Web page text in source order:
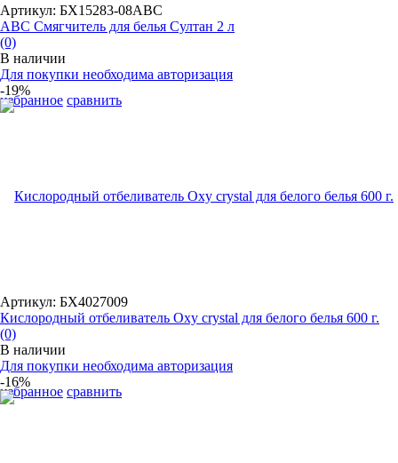
избранное сравнить
Артикул: БХ15283-08ABC
ABC Смягчитель для белья Султан 2 л
(0)
В наличии
Для покупки необходима авторизация
-19%
избранное сравнить
Артикул: БХ4027009
Кислородный отбеливатель Oxy crystal для белого белья 600 г.
(0)
В наличии
Для покупки необходима авторизация
-16%